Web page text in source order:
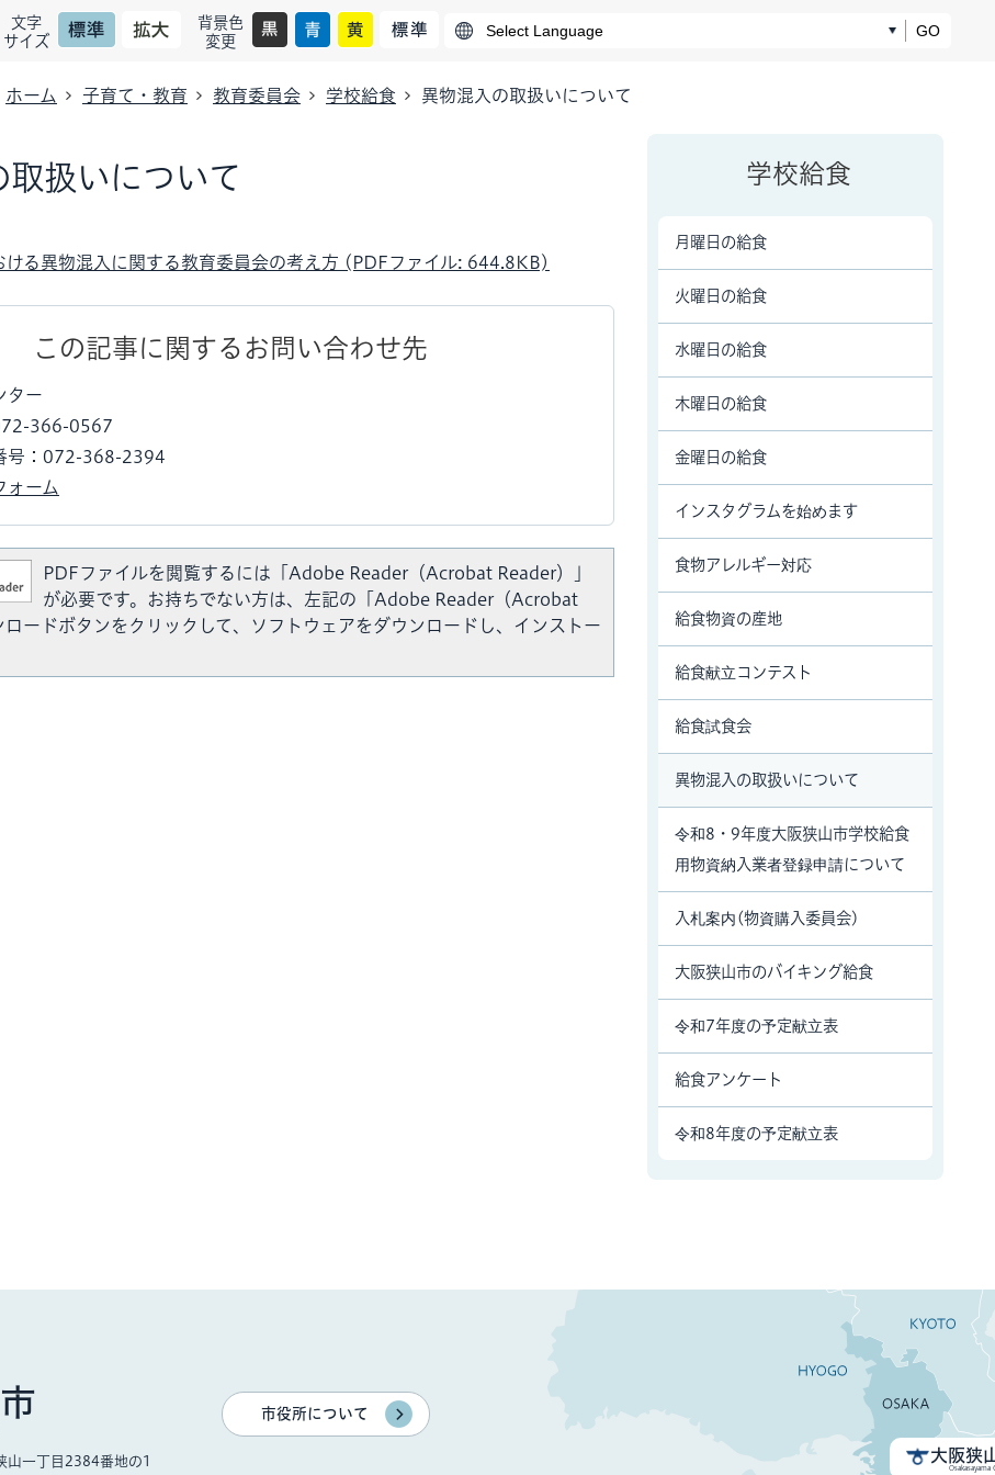
文字
サイズ
背景色
変更
GO
ホーム 子育て・教育 教育委員会 学校給食 異物混入の取扱いについて
取扱いについて
ける異物混入に関する教育委員会の考え方 (PDFファイル: 644.8KB)
この記事に関するお問い合わせ先
ター
366-0567
号：072-368-2394
ォーム
PDFファイルを閲覧するには「Adobe Reader（Acrobat Reader）」
が必要です。お持ちでない方は、左記の「Adobe Reader（Acrobat
ロードボタンをクリックして、ソフトウェアをダウンロードし、インストー
学校給食
月曜日の給食
火曜日の給食
水曜日の給食
木曜日の給食
金曜日の給食
インスタグラムを始めます
食物アレルギー対応
給食物資の産地
給食献立コンテスト
給食試食会
異物混入の取扱いについて
令和8・9年度大阪狭山市学校給食
用物資納入業者登録申請について
入札案内(物資購入委員会)
大阪狭山市のバイキング給食
令和7年度の予定献立表
給食アンケート
令和8年度の予定献立表
山一丁目2384番地の1
市役所について
大阪狭
Osakasayama